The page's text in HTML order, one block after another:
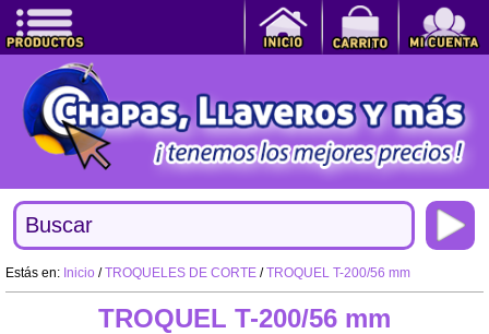
Estás en: Inicio /TROQUELES DE CORTE /TROQUEL T-200/56 mm
TROQUEL T-200/56 mm